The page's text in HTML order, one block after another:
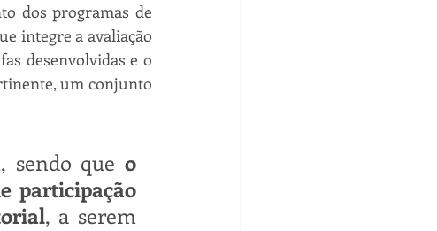
dos programas de
integre a avaliação
desenvolvidas e o
um conjunto
sendo que o
participação
, a serem